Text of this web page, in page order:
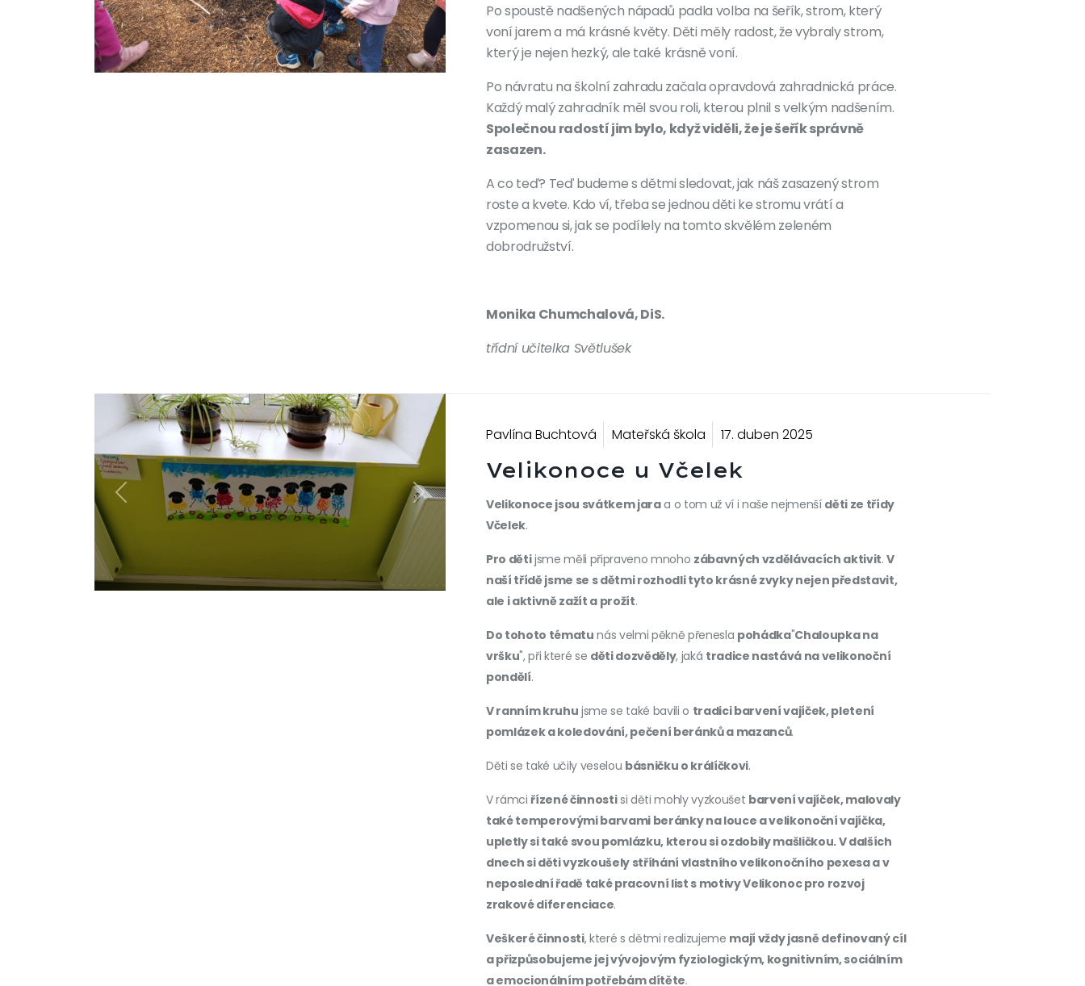
Previous Next
Po spoustě nadšených nápadů padla volba na šeřík, strom, který
voní jarem a má krásné květy. Děti měly radost, že vybraly strom,
který je nejen hezký, ale také krásně voní.
Po návratu na školní zahradu začala opravdová zahradnická práce.
Každý malý zahradník měl svou roli, kterou plnil s velkým nadšením.
Společnou radostí jim bylo, když viděli, že je šeřík správně
zasazen.
A co teď? Teď budeme s dětmi sledovat, jak náš zasazený strom
roste a kvete. Kdo ví, třeba se jednou děti ke stromu vrátí a
vzpomenou si, jak se podílely na tomto skvělém zeleném
dobrodružství.
Monika Chumchalová, DiS.
třídní učitelka Světlušek
Previous Next
Pavlína Buchtová Mateřská škola 17. duben 2025
Velikonoce u Včelek
Velikonoce jsou svátkem jaraa o tom už ví i naše nejmenší děti ze třídy
Včelek.
Pro dětijsme měli připraveno mnoho zábavných vzdělávacích aktivit.V
naší třídě jsme se s dětmi rozhodli tyto krásné zvyky nejen představit,
ale i aktivně zažít a prožít.
Do tohoto tématu nás velmi pěkně přenesla pohádka"Chaloupka na
vršku", při které se děti dozvěděly, jaká tradice nastává na velikonoční
pondělí.
V ranním kruhu jsme se také bavili o tradici barvení vajíček, pletení
pomlázek a koledování, pečení beránků a mazanců.
Děti se také učily veselou básničku o králíčkovi.
V rámci řízené činnostisi děti mohly vyzkoušet barvení vajíček, malovaly
také temperovými barvami beránky na louce a velikonoční vajíčka,
upletly si také svou pomlázku, kterou si ozdobily mašličkou. V dalších
dnech si děti vyzkoušely stříhání vlastního velikonočního pexesa a v
neposlední řadě také pracovní list s motivy Velikonoc pro rozvoj
zrakové diferenciace.
Veškeré činnosti, které s dětmi realizujeme mají vždy jasně definovaný cíl
a přizpůsobujeme jej vývojovým fyziologickým, kognitivním, sociálním
a emocionálním potřebám dítěte.